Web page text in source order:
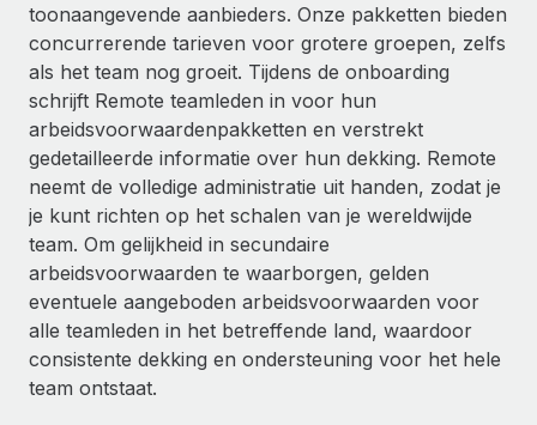
Achtergrondonderzoek
Vereenvoudig het screeningsproces van
kandidaten
Compliance Watchtower
Blijf compliance-risico's voor
Apparaatbeheer
Lever en track wereldwijd IT-middelen
Entiteiten oprichten
Stel snel compliant entiteiten op
Mobiliteit en overplaatsing
CASESTUDY'S
Support
Alle bronnen bekijken
BLOG
EOR en PEO
Contractor Management
Belastingen
Naar de blog
toonaangevende aanbieders. Onze pakketten bieden
concurrerende tarieven voor grotere groepen, zelfs
als het team nog groeit. Tijdens de onboarding
schrijft Remote teamleden in voor hun
arbeidsvoorwaardenpakketten en verstrekt
gedetailleerde informatie over hun dekking. Remote
neemt de volledige administratie uit handen, zodat je
je kunt richten op het schalen van je wereldwijde
team. Om gelijkheid in secundaire
arbeidsvoorwaarden te waarborgen, gelden
eventuele aangeboden arbeidsvoorwaarden voor
alle teamleden in het betreffende land, waardoor
consistente dekking en ondersteuning voor het hele
team ontstaat.